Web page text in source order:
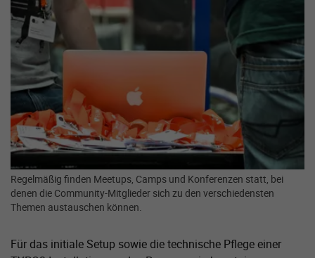
Regelmäßig finden Meetups, Camps und Konferenzen statt, bei
denen die Community-Mitglieder sich zu den verschiedensten
Themen austauschen können.
Für das initiale Setup sowie die technische Pflege einer